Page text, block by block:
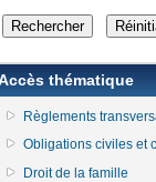
thématique
Règlements
Obligations civiles et
Droit de la famille